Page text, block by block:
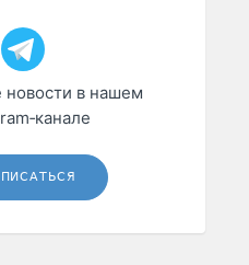
новости в нашем